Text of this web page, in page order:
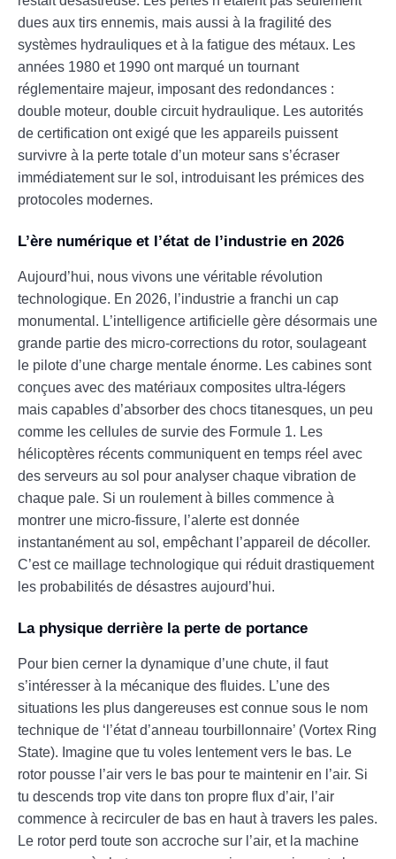
dues aux tirs ennemis, mais aussi à la fragilité des
systèmes hydrauliques et à la fatigue des métaux. Les
années 1980 et 1990 ont marqué un tournant
réglementaire majeur, imposant des redondances :
double moteur, double circuit hydraulique. Les autorités
de certification ont exigé que les appareils puissent
survivre à la perte totale d’un moteur sans s’écraser
immédiatement sur le sol, introduisant les prémices des
protocoles modernes.
L’ère numérique et l’état de l’industrie en 2026
Aujourd’hui, nous vivons une véritable révolution
technologique. En 2026, l’industrie a franchi un cap
monumental. L’intelligence artificielle gère désormais une
grande partie des micro-corrections du rotor, soulageant
le pilote d’une charge mentale énorme. Les cabines sont
conçues avec des matériaux composites ultra-légers
mais capables d’absorber des chocs titanesques, un peu
comme les cellules de survie des Formule 1. Les
hélicoptères récents communiquent en temps réel avec
des serveurs au sol pour analyser chaque vibration de
chaque pale. Si un roulement à billes commence à
montrer une micro-fissure, l’alerte est donnée
instantanément au sol, empêchant l’appareil de décoller.
C’est ce maillage technologique qui réduit drastiquement
les probabilités de désastres aujourd’hui.
La physique derrière la perte de portance
Pour bien cerner la dynamique d’une chute, il faut
s’intéresser à la mécanique des fluides. L’une des
situations les plus dangereuses est connue sous le nom
technique de ‘l’état d’anneau tourbillonnaire’ (Vortex Ring
State). Imagine que tu voles lentement vers le bas. Le
rotor pousse l’air vers le bas pour te maintenir en l’air. Si
tu descends trop vite dans ton propre flux d’air, l’air
commence à recirculer de bas en haut à travers les pales.
Le rotor perd toute son accroche sur l’air, et la machine